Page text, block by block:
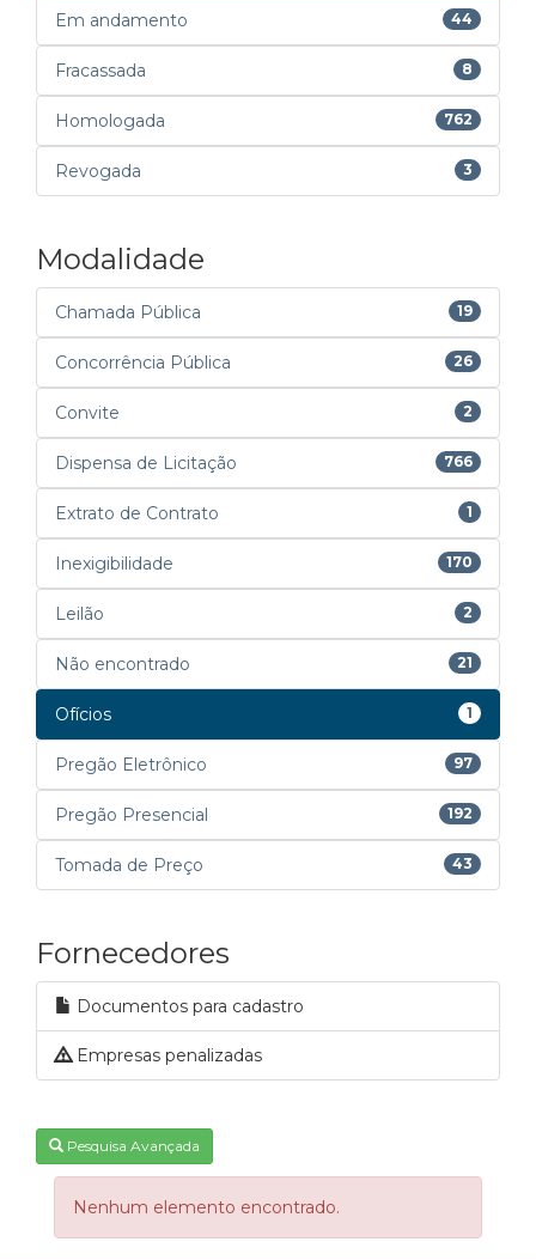
Em andamento 44
Fracassada 8
Homologada 762
Revogada 3
Modalidade
Chamada Pública 19
Concorrência Pública 26
Convite 2
Dispensa de Licitação 766
Extrato de Contrato 1
Inexigibilidade 170
Leilão 2
Não encontrado 21
Ofícios 1
Pregão Eletrônico 97
Pregão Presencial 192
Tomada de Preço 43
Fornecedores
Documentos para cadastro
Empresas penalizadas
Pesquisa Avançada
Nenhum elemento encontrado.